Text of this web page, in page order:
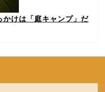
かけは「庭キャンプ」だ